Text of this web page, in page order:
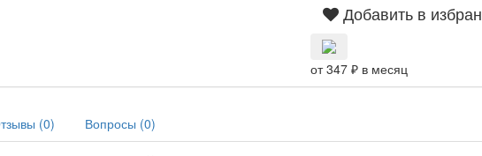
Добавить в
от 347 ₽ в месяц
(0) Вопросы (0)